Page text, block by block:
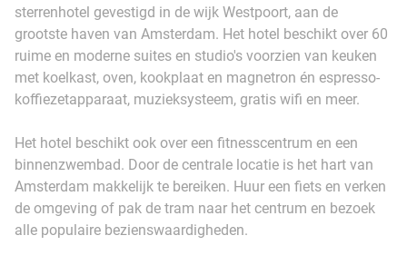
sterrenhotel gevestigd in de wijk Westpoort, aan de
grootste haven van Amsterdam. Het hotel beschikt over 60
ruime en moderne suites en studio's voorzien van keuken
met koelkast, oven, kookplaat en magnetron én espresso-
koffiezetapparaat, muzieksysteem, gratis wifi en meer.
Het hotel beschikt ook over een fitnesscentrum en een
binnenzwembad. Door de centrale locatie is het hart van
Amsterdam makkelijk te bereiken. Huur een fiets en verken
de omgeving of pak de tram naar het centrum en bezoek
alle populaire bezienswaardigheden.